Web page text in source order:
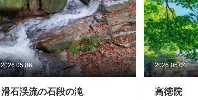
2026.05.06
滑石渓流の石段の滝
2026.05.04
高徳院